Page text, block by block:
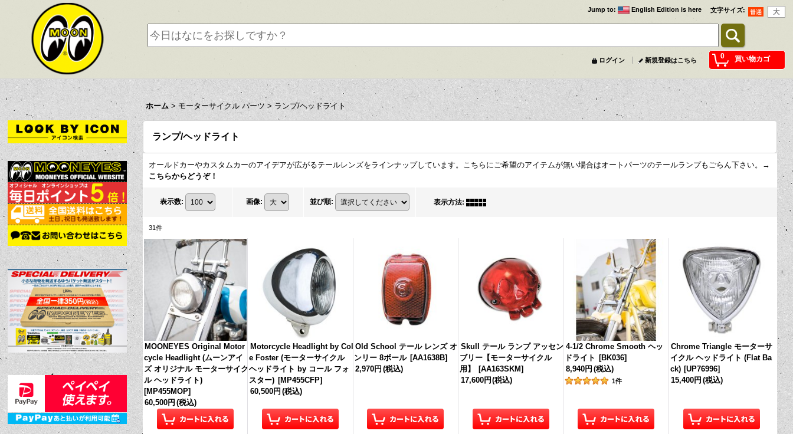
文字サイズ:
Jump to: English Edition is here
0 買い物カゴ
ログイン 新規登録はこちら
ホーム > モーターサイクル パーツ > ランプ/ヘッドライト
ランプ/ヘッドライト
オールドカーやカスタムカーのアイデアが広がるテールレンズをラインナップしています。こちらにご希望のアイテムが無い場合はオートパーツのテールランプもごらん下さい。→
こちらからどうぞ！
表示数: 画像: 並び順: 表示方法:
31件
MOONEYES Original Motor
cycle Headlight (ムーンアイ
ズ オリジナル モーターサイク
ル ヘッドライト)
[MP455MOP]
60,500円 (税込)
Motorcycle Headlight by Col
e Foster (モーターサイクル
ヘッドライト by コール フォ
スター) [MP455CFP]
60,500円 (税込)
Old School テール レンズ オ
ンリー 8ボール [AA1638B]
2,970円 (税込)
Skull テール ランプ アッセン
ブリー【モーターサイクル
用】
[AA163SKM]
17,600円 (税込)
4-1/2 Chrome Smooth ヘッ
ドライト
[BK036]
8,940円 (税込)
1件
Chrome Triangle モーターサ
イクル ヘッドライト (Flat Ba
ck) [UP76996]
15,400円 (税込)